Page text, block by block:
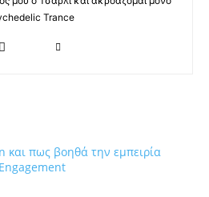
Trance
και πως βοηθά την εμπειρία